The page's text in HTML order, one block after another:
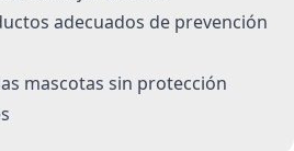
adecuados de prevención
mascotas sin protección